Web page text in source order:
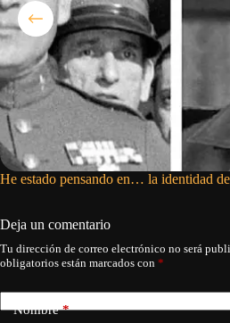
He estado pensando en… la identidad
Deja un comentario
Tu dirección de correo electrónico no será
obligatorios están marcados con *
Nombre*